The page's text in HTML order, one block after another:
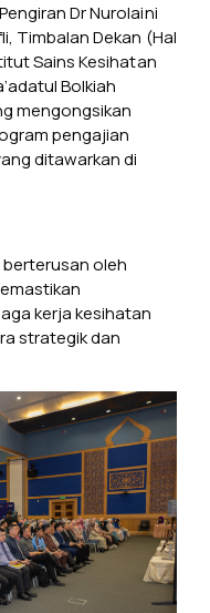
Dr Nurolaini
Timbalan Dekan (Hal
Sains Kesihatan
Bolkiah
mengongsikan
pengajian
ditawarkan di
oleh
kerja kesihatan
strategik dan